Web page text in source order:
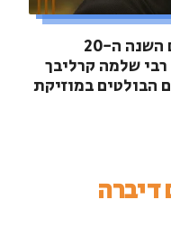
בט"ז מר חשוון תשע"ה חל יום השנה ה-20
שלמה קרליבך
הבולטים במוזיקת
דיברה